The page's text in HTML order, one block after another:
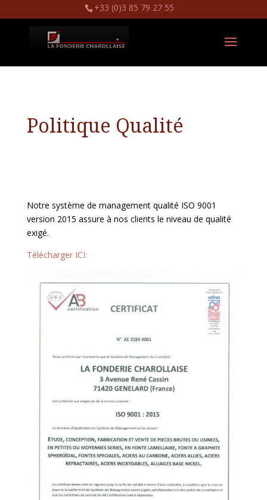
+33 (0)3 85 79 27 55
Politique Qualité
Notre système de management qualité ISO 9001
version 2015 assure à nos clients le niveau de qualité
exigé.
Télécharger ICI: